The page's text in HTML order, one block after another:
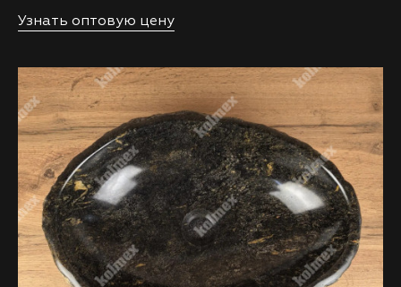
Узнать оптовую цену